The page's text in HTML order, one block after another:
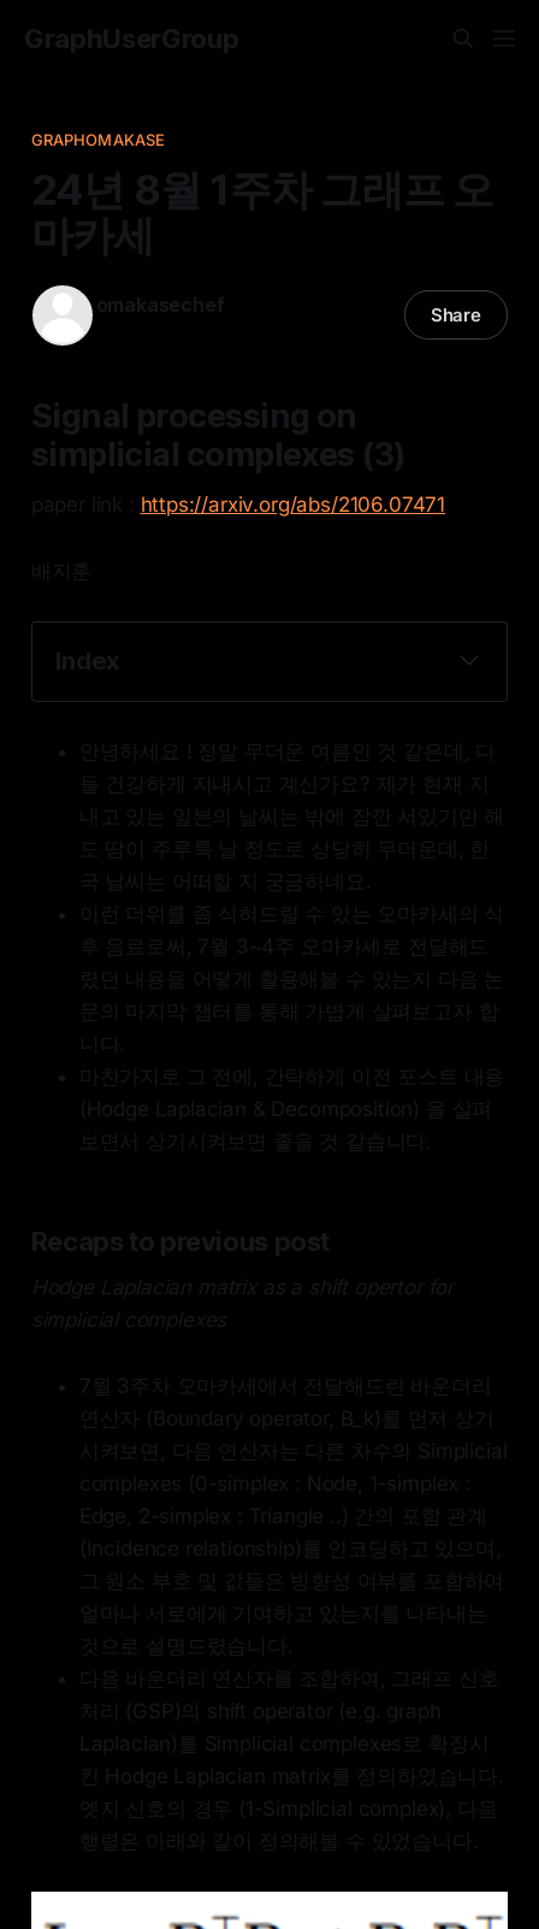
GraphUserGroup
GRAPHOMAKASE
24년 8월 1주차 그래프 오
마카세
omakasechef Share
Signal processing on
simplicial complexes (3)
paper link : https://arxiv.org/abs/2106.07471
배지훈
Index
Recaps to previous post
Flow smoothing & Denoising
Simplicial neural networks
Applications to dynamical systems on
graphs & Simplicial complexes
안녕하세요 ! 정말 무더운 여름인 것 같은데, 다
들 건강하게 지내시고 계신가요? 제가 현재 지
내고 있는 일본의 날씨는 밖에 잠깐 서있기만 해
도 땀이 주루룩 날 정도로 상당히 무더운데, 한
국 날씨는 어떠할 지 궁금하네요.
이런 더위를 좀 식혀드릴 수 있는 오마카세의 식
후 음료로써, 7월 3~4주 오마카세로 전달해드
렸던 내용을 어떻게 활용해볼 수 있는지 다음 논
문의 마지막 챕터를 통해 가볍게 살펴보고자 합
니다.
마찬가지로 그 전에, 간략하게 이전 포스트 내용
(Hodge Laplacian & Decomposition) 을 살펴
보면서 상기시켜보면 좋을 것 같습니다.
Recaps to previous post
Hodge Laplacian matrix as a shift opertor for
simplicial complexes
7월 3주차 오마카세에서 전달해드린 바운더리
연산자 (Boundary operator, B_k)를 먼저 상기
시켜보면, 다음 연산자는 다른 차수의 Simplicial
complexes (0-simplex : Node, 1-simplex :
Edge, 2-simplex : Triangle ..) 간의 포함 관계
(Incidence relationship)를 인코딩하고 있으며,
그 원소 부호 및 값들은 방향성 여부를 포함하여
얼마나 서로에게 기여하고 있는지를 나타내는
것으로 설명드렸습니다.
다음 바운더리 연산자를 조합하여, 그래프 신호
처리 (GSP)의 shift operator (e.g. graph
Laplacian)를 Simplicial complexes로 확장시
킨 Hodge Laplacian matrix를 정의하였습니다.
엣지 신호의 경우 (1-Simplicial complex), 다음
행렬은 아래와 같이 정의해볼 수 있었습니다.